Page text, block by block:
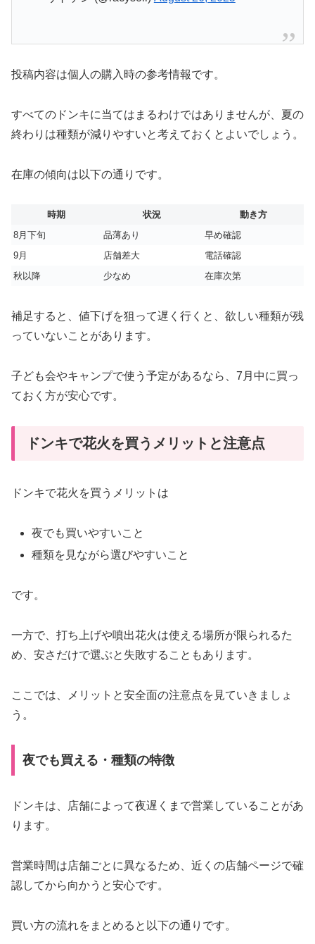
投稿内容は個人の購入時の参考情報です。
すべてのドンキに当てはまるわけではありませんが、夏の
終わりは種類が減りやすいと考えておくとよいでしょう。
在庫の傾向は以下の通りです。
時期 状況
動き方
8月下旬
品薄あり
早め確認
9月
店舗差大
電話確認
秋以降
少なめ 在庫次第
補足すると、値下げを狙って遅く行くと、欲しい種類が残
っていないことがあります。
子ども会やキャンプで使う予定があるなら、7月中に買っ
ておく方が安心です。
ドンキで花火を買うメリットと注意点
ドンキで花火を買うメリットは
夜でも買いやすいこと
種類を見ながら選びやすいこと
です。
一方で、打ち上げや噴出花火は使える場所が限られるた
め、安さだけで選ぶと失敗することもあります。
ここでは、メリットと安全面の注意点を見ていきましょ
う。
夜でも買える・種類の特徴
ドンキは、店舗によって夜遅くまで営業していることがあ
ります。
営業時間は店舗ごとに異なるため、近くの店舗ページで確
認してから向かうと安心です。
買い方の流れをまとめると以下の通りです。